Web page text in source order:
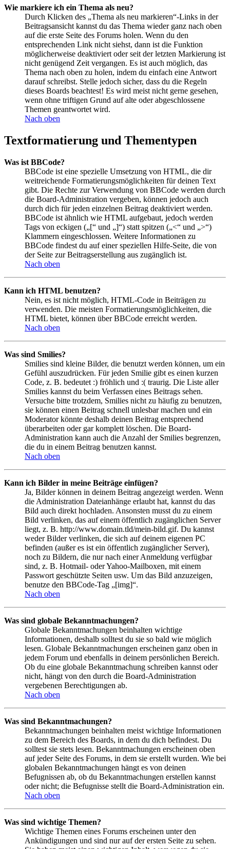
Wie markiere ich ein Thema als neu?
Durch Klicken des „Thema als neu markieren“-Links in der
Beitragsansicht kannst du das Thema wieder ganz nach oben
auf die erste Seite des Forums holen. Wenn du den
entsprechenden Link nicht siehst, dann ist die Funktion
möglicherweise deaktiviert oder seit der letzten Markierung ist
nicht genügend Zeit vergangen. Es ist auch möglich, das
Thema nach oben zu holen, indem du einfach eine Antwort
darauf schreibst. Stelle jedoch sicher, dass du die Regeln
dieses Boards beachtest! Es wird meist nicht gerne gesehen,
wenn ohne triftigen Grund auf alte oder abgeschlossene
Themen geantwortet wird.
Nach oben
Textformatierung und Thementypen
Was ist BBCode?
BBCode ist eine spezielle Umsetzung von HTML, die dir
weitreichende Formatierungsmöglichkeiten für deinen Text
gibt. Die Rechte zur Verwendung von BBCode werden durch
die Board-Administration vergeben, können jedoch auch
durch dich für jeden einzelnen Beitrag deaktiviert werden.
BBCode ist ähnlich wie HTML aufgebaut, jedoch werden
Tags von eckigen („[“ und „]“) statt spitzen („<“ und „>“)
Klammern eingeschlossen. Weitere Informationen zu
BBCode findest du auf einer speziellen Hilfe-Seite, die von
der Seite zur Beitragserstellung aus zugänglich ist.
Nach oben
Kann ich HTML benutzen?
Nein, es ist nicht möglich, HTML-Code in Beiträgen zu
verwenden. Die meisten Formatierungsmöglichkeiten, die
HTML bietet, können über BBCode erreicht werden.
Nach oben
Was sind Smilies?
Smilies sind kleine Bilder, die benutzt werden können, um ein
Gefühl auszudrücken. Für jeden Smilie gibt es einen kurzen
Code, z. B. bedeutet :) fröhlich und :( traurig. Die Liste aller
Smilies kannst du beim Verfassen eines Beitrags sehen.
Versuche bitte trotzdem, Smilies nicht zu häufig zu benutzen,
sie können einen Beitrag schnell unlesbar machen und ein
Moderator könnte deshalb deinen Beitrag entsprechend
überarbeiten oder gar komplett löschen. Die Board-
Administration kann auch die Anzahl der Smilies begrenzen,
die du in einem Beitrag benutzen kannst.
Nach oben
Kann ich Bilder in meine Beiträge einfügen?
Ja, Bilder können in deinem Beitrag angezeigt werden. Wenn
die Administration Dateianhänge erlaubt hat, kannst du das
Bild auch direkt hochladen. Ansonsten musst du zu einem
Bild verlinken, das auf einem öffentlich zugänglichen Server
liegt, z. B. http://www.domain.tld/mein-bild.gif. Du kannst
weder Bilder verlinken, die sich auf deinem eigenen PC
befinden (außer es ist ein öffentlich zugänglicher Server),
noch zu Bildern, die nur nach einer Anmeldung verfügbar
sind, z. B. Hotmail- oder Yahoo-Mailboxen, mit einem
Passwort geschützte Seiten usw. Um das Bild anzuzeigen,
benutze den BBCode-Tag „[img]“.
Nach oben
Was sind globale Bekanntmachungen?
Globale Bekanntmachungen beinhalten wichtige
Informationen, deshalb solltest du sie so bald wie möglich
lesen. Globale Bekanntmachungen erscheinen ganz oben in
jedem Forum und ebenfalls in deinem persönlichen Bereich.
Ob du eine globale Bekanntmachung schreiben kannst oder
nicht, hängt von den durch die Board-Administration
vergebenen Berechtigungen ab.
Nach oben
Was sind Bekanntmachungen?
Bekanntmachungen beinhalten meist wichtige Informationen
zu dem Bereich des Boards, in dem du dich befindest. Du
solltest sie stets lesen. Bekanntmachungen erscheinen oben
auf jeder Seite des Forums, in dem sie erstellt wurden. Wie bei
globalen Bekanntmachungen hängt es von deinen
Befugnissen ab, ob du Bekanntmachungen erstellen kannst
oder nicht; die Befugnisse stellt die Board-Administration ein.
Nach oben
Was sind wichtige Themen?
Wichtige Themen eines Forums erscheinen unter den
Ankündigungen und sind nur auf der ersten Seite zu sehen.